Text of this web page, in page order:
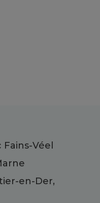
Véel
en-Der,